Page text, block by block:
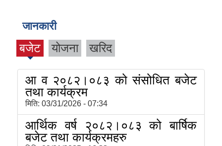
जानकारी
बजेट योजना खरिद
आ व २०८२।०८३ को संसोधित बजेट
तथा कार्यक्रम
मिति: 03/31/2026 - 07:34
आर्थिक वर्ष २०८२।०८३ को बार्षिक
बजेट तथा कार्यक्रमहरु